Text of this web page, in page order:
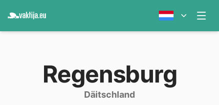
Regensburg
Däitschland